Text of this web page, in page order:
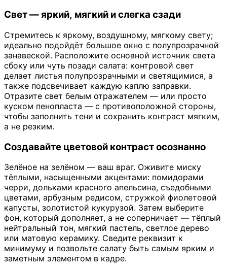
Свет — яркий, мягкий и слегка сзади
Стремитесь к яркому, воздушному, мягкому свету;
идеально подойдёт большое окно с полупрозрачной
занавеской. Расположите основной источник света
сбоку или чуть позади салата: контровой свет
делает листья полупрозрачными и светящимися, а
также подсвечивает каждую каплю заправки.
Отразите свет белым отражателем — или просто
куском пенопласта — с противоположной стороны,
чтобы заполнить тени и сохранить контраст мягким,
а не резким.
Создавайте цветовой контраст осознанно
Зелёное на зелёном — ваш враг. Оживите миску
тёплыми, насыщенными акцентами: помидорами
черри, дольками красного апельсина, съедобными
цветами, арбузным редисом, стружкой фиолетовой
капусты, золотистой кукурузой. Затем выберите
фон, который дополняет, а не соперничает — тёплый
нейтральный тон, мягкий пастель, светлое дерево
или матовую керамику. Сведите реквизит к
минимуму и позвольте салату быть самым ярким и
заметным элементом в кадре.